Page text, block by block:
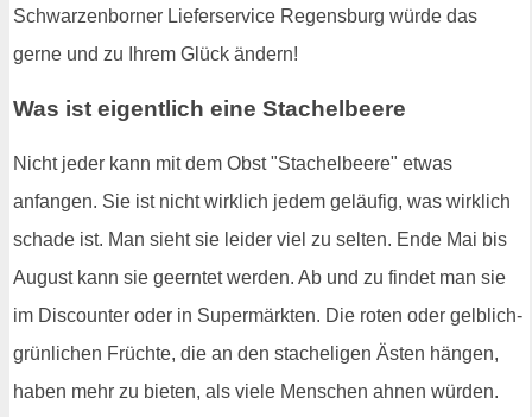
Schwarzenborner Lieferservice Regensburg würde das
gerne und zu Ihrem Glück ändern!
Was ist eigentlich eine Stachelbeere
Nicht jeder kann mit dem Obst "Stachelbeere" etwas
anfangen. Sie ist nicht wirklich jedem geläufig, was wirklich
schade ist. Man sieht sie leider viel zu selten. Ende Mai bis
August kann sie geerntet werden. Ab und zu findet man sie
im Discounter oder in Supermärkten. Die roten oder gelblich-
grünlichen Früchte, die an den stacheligen Ästen hängen,
haben mehr zu bieten, als viele Menschen ahnen würden.